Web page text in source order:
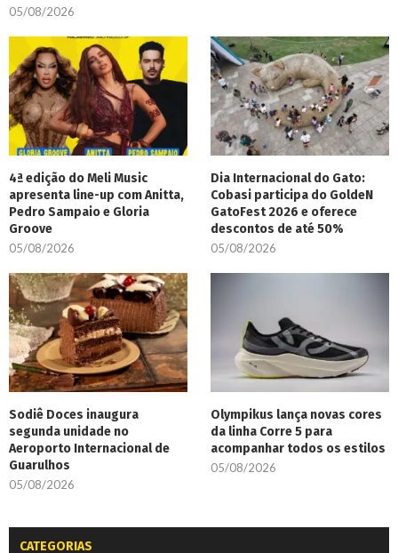
05/08/2026
4ª edição do Meli Music
apresenta line-up com Anitta,
Pedro Sampaio e Gloria
Groove
05/08/2026
Dia Internacional do Gato:
Cobasi participa do GoldeN
GatoFest 2026 e oferece
descontos de até 50%
05/08/2026
Sodiê Doces inaugura
segunda unidade no
Aeroporto Internacional de
Guarulhos
05/08/2026
Olympikus lança novas cores
da linha Corre 5 para
acompanhar todos os estilos
05/08/2026
CATEGORIAS